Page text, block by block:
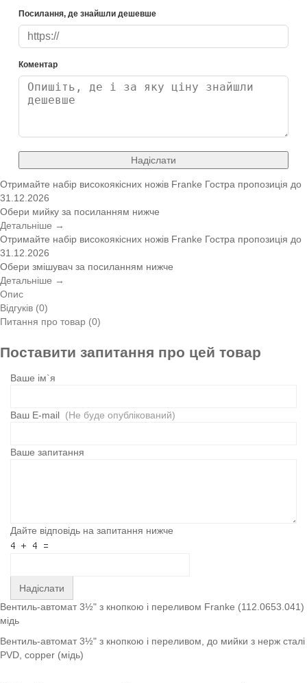
Посилання, де знайшли дешевше
Коментар
Надіслати
Отримайте набір високоякісних ножів Franke Гостра пропозиція до
31.12.2026
Обери мийку за посиланням нижче
Детальніше →
Отримайте набір високоякісних ножів Franke Гостра пропозиція до
31.12.2026
Обери змішувач за посиланням нижче
Детальніше →
Опис
Відгуків (0)
Питання про товар (0)
Поставити запитання про цей товар
Ваше ім`я
Ваш E-mail (Не буде опублікований)
Ваше запитання
Дайте відповідь на запитання нижче
Надіслати
Вентиль-автомат 3½" з кнопкою і переливом Franke (112.0653.041)
мідь
Вентиль-автомат 3½" з кнопкою і переливом, до мийки з нерж сталі
PVD, copper (мідь)